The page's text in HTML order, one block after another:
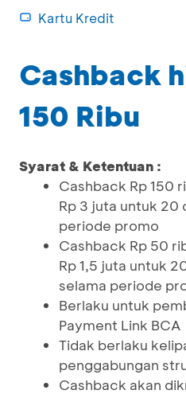
Kartu Kredit
Cashback
150 Ribu
Syarat & Ketentuan :
Cashback Rp 150
Rp 3 juta untuk 20
periode promo
Cashback Rp 50
Rp 1,5 juta untuk
selama periode
Berlaku untuk
Payment Link BCA
Tidak berlaku
penggabungan
Cashback akan